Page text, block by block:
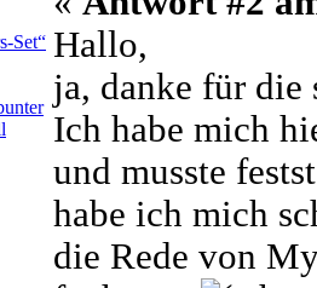
Set“ Hallo,
ja, danke für
Ich habe mich
und musste
habe ich mich
die Rede von